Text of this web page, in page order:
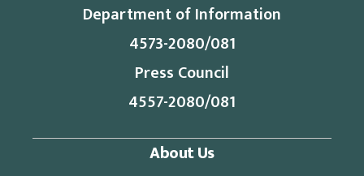
Department of Information
4573-2080/081
Press Council
4557-2080/081
About Us